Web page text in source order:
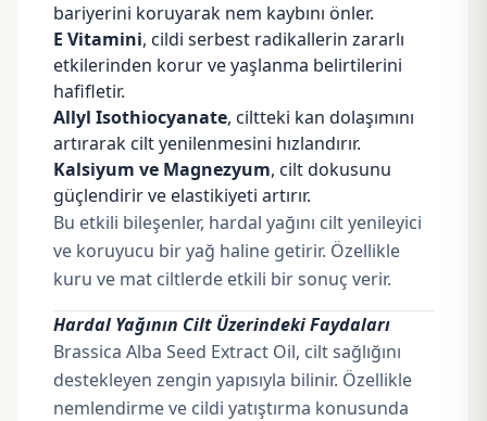
bariyerini koruyarak nem kaybını önler.
E Vitamini, cildi serbest radikallerin zararlı
etkilerinden korur ve yaşlanma belirtilerini
hafifletir.
Allyl Isothiocyanate, ciltteki kan dolaşımını
artırarak cilt yenilenmesini hızlandırır.
Kalsiyum ve Magnezyum, cilt dokusunu
güçlendirir ve elastikiyeti artırır.
Bu etkili bileşenler, hardal yağını cilt yenileyici
ve koruyucu bir yağ haline getirir. Özellikle
kuru ve mat ciltlerde etkili bir sonuç verir.
Hardal Yağının Cilt Üzerindeki Faydaları
Brassica Alba Seed Extract Oil, cilt sağlığını
destekleyen zengin yapısıyla bilinir. Özellikle
nemlendirme ve cildi yatıştırma konusunda